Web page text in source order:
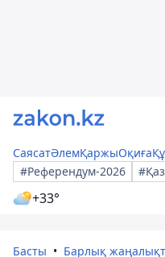
СаясатӘлемҚаржыОқиға
#Референдум-2026
+33°
Басты Барлық